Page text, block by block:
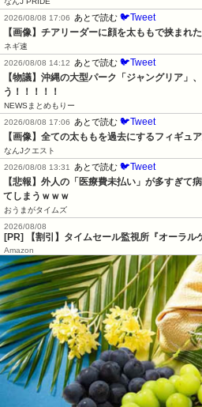
2026/08/08 17:06
あとで読む 🐦Tweet
【画像】チアリーダーに顔を太ももで挟まれ
ネギ速
2026/08/08 14:12
あとで読む 🐦Tweet
【物議】沖縄の大型パーク「ジャングリア」
う！！！！！
NEWSまとめもりー
2026/08/08 17:06
あとで読む 🐦Tweet
【画像】全ての太ももを過去にするフィギュ
なんJクエスト
2026/08/08 13:31
あとで読む 🐦Tweet
【悲報】外人の「医療費未払い」が多すぎて
てしまうｗｗｗ
おうまがタイムズ
2026/08/08
[PR] 【割引】タイムセール監視所『オーラル
Amazon